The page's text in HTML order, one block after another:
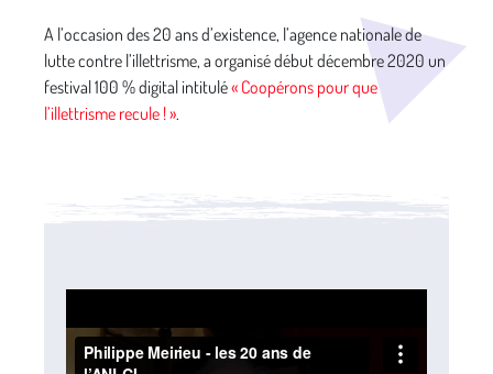
A l’occasion des 20 ans d’existence, l’agence nationale de
lutte contre l’illettrisme, a organisé début décembre 2020 un
festival 100 % digital intitulé« Coopérons pour que
l’illettrisme recule ! ».